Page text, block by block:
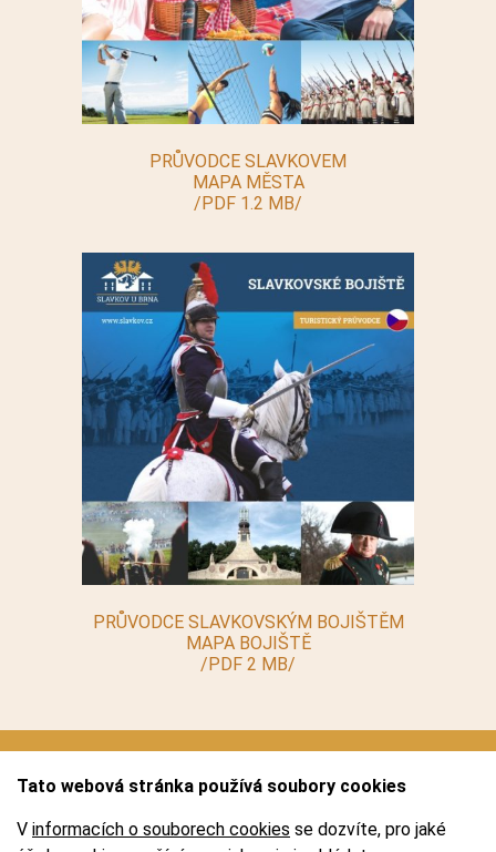
PRŮVODCE SLAVKOVEM
MAPA MĚSTA
/PDF 1.2 MB/
PRŮVODCE SLAVKOVSKÝM BOJIŠTĚM
MAPA BOJIŠTĚ
/PDF 2 MB/
Logo Partneři Mobilní průvodce Virtuální prohlídka
Tato webová stránka používá soubory cookies
V informacích o souborech cookies se dozvíte, pro jaké